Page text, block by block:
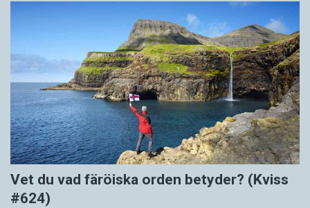
Vet du vad färöiska orden betyder? (Kviss
#624)